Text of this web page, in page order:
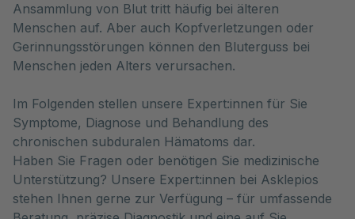
Ansammlung von Blut tritt häufig bei älteren
Menschen auf. Aber auch Kopfverletzungen oder
Gerinnungsstörungen können den Bluterguss bei
Menschen jeden Alters verursachen.
Im Folgenden stellen unsere Expert:innen für Sie
Symptome, Diagnose und Behandlung des
chronischen subduralen Hämatoms dar.
Haben Sie Fragen oder benötigen Sie medizinische
Unterstützung? Unsere Expert:innen bei Asklepios
stehen Ihnen gerne zur Verfügung – für umfassende